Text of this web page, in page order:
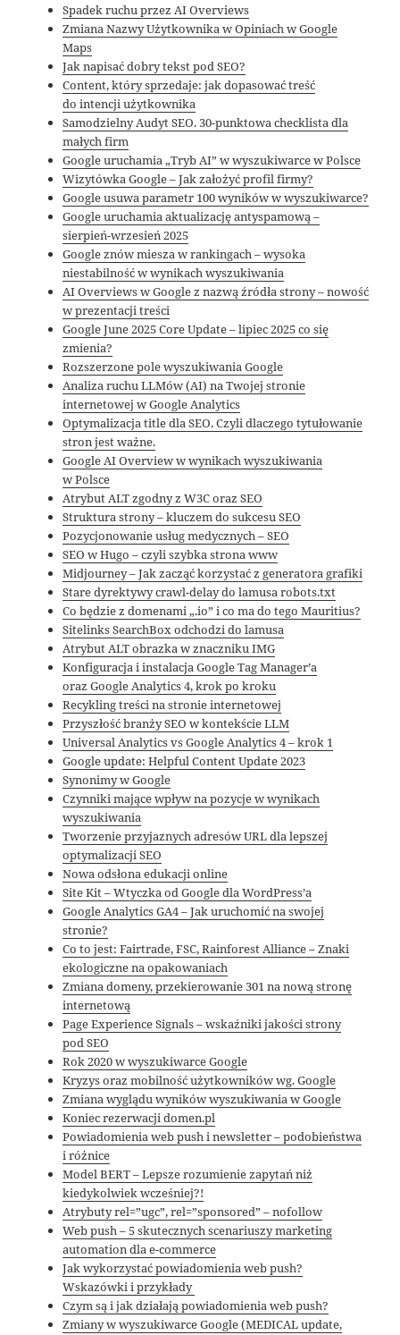
Spadek ruchu przez AI Overviews
Zmiana Nazwy Użytkownika w Opiniach w Google
Maps
Jak napisać dobry tekst pod SEO?
Content, który sprzedaje: jak dopasować treść
do intencji użytkownika
Samodzielny Audyt SEO. 30-punktowa checklista dla
małych firm
Google uruchamia „Tryb AI” w wyszukiwarce w Polsce
Wizytówka Google – Jak założyć profil firmy?
Google usuwa parametr 100 wyników w wyszukiwarce?
Google uruchamia aktualizację antyspamową –
sierpień-wrzesień 2025
Google znów miesza w rankingach – wysoka
niestabilność w wynikach wyszukiwania
AI Overviews w Google z nazwą źródła strony – nowość
w prezentacji treści
Google June 2025 Core Update – lipiec 2025 co się
zmienia?
Rozszerzone pole wyszukiwania Google
Analiza ruchu LLMów (AI) na Twojej stronie
internetowej w Google Analytics
Optymalizacja title dla SEO. Czyli dlaczego tytułowanie
stron jest ważne.
Google AI Overview w wynikach wyszukiwania
w Polsce
Atrybut ALT zgodny z W3C oraz SEO
Struktura strony – kluczem do sukcesu SEO
Pozycjonowanie usług medycznych – SEO
SEO w Hugo – czyli szybka strona www
Midjourney – Jak zacząć korzystać z generatora grafiki
Stare dyrektywy crawl-delay do lamusa robots.txt
Co będzie z domenami „.io” i co ma do tego Mauritius?
Sitelinks SearchBox odchodzi do lamusa
Atrybut ALT obrazka w znaczniku IMG
Konfiguracja i instalacja Google Tag Manager’a
oraz Google Analytics 4, krok po kroku
Recykling treści na stronie internetowej
Przyszłość branży SEO w kontekście LLM
Universal Analytics vs Google Analytics 4 – krok 1
Google update: Helpful Content Update 2023
Synonimy w Google
Czynniki mające wpływ na pozycje w wynikach
wyszukiwania
Tworzenie przyjaznych adresów URL dla lepszej
optymalizacji SEO
Nowa odsłona edukacji online
Site Kit – Wtyczka od Google dla WordPress’a
Google Analytics GA4 – Jak uruchomić na swojej
stronie?
Co to jest: Fairtrade, FSC, Rainforest Alliance – Znaki
ekologiczne na opakowaniach
Zmiana domeny, przekierowanie 301 na nową stronę
internetową
Page Experience Signals – wskaźniki jakości strony
pod SEO
Rok 2020 w wyszukiwarce Google
Kryzys oraz mobilność użytkowników wg. Google
Zmiana wyglądu wyników wyszukiwania w Google
Koniec rezerwacji domen.pl
Powiadomienia web push i newsletter – podobieństwa
i różnice
Model BERT – Lepsze rozumienie zapytań niż
kiedykolwiek wcześniej?!
Atrybuty rel=”ugc”, rel=”sponsored” – nofollow
Web push – 5 skutecznych scenariuszy marketing
automation dla e-commerce
Jak wykorzystać powiadomienia web push?
Wskazówki i przykłady
Czym są i jak działają powiadomienia web push?
Zmiany w wyszukiwarce Google (MEDICAL update,